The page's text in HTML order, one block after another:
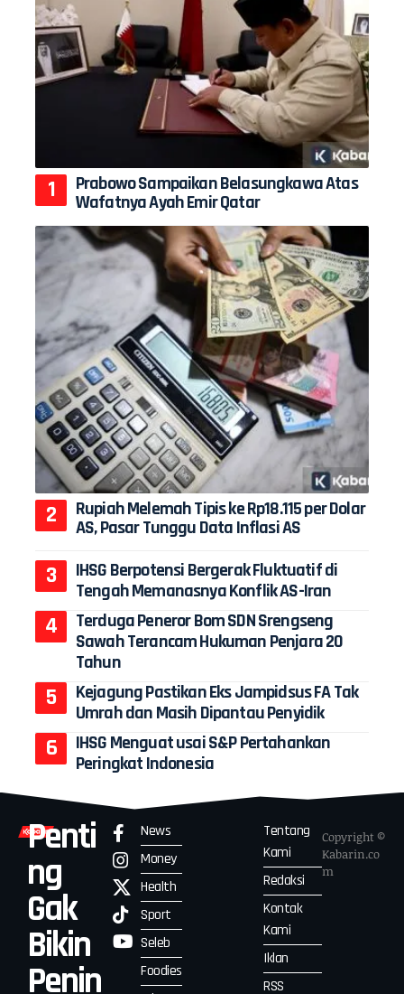
Prabowo Sampaikan Belasungkawa Atas
Wafatnya Ayah Emir Qatar
Rupiah Melemah Tipis ke Rp18.115 per Dolar
AS, Pasar Tunggu Data Inflasi AS
IHSG Berpotensi Bergerak Fluktuatif di
Tengah Memanasnya Konflik AS-Iran
Terduga Peneror Bom SDN Srengseng
Sawah Terancam Hukuman Penjara 20
Tahun
Kejagung Pastikan Eks Jampidsus FA Tak
Umrah dan Masih Dipantau Penyidik
IHSG Menguat usai S&P Pertahankan
Peringkat Indonesia
Penti
ng
Gak
Bikin
Penin
News
Money
Health
Sport
Seleb
Foodies
Tentang
Kami
Redaksi
Kontak
Kami
Iklan
RSS
Copyright ©
Kabarin.co
m